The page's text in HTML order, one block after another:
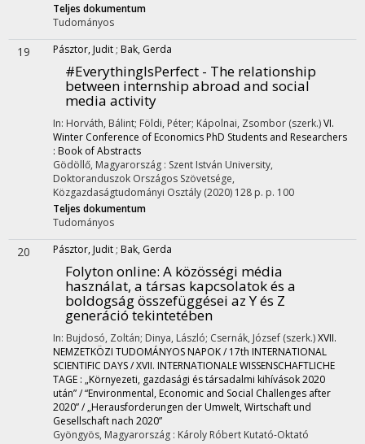
Teljes dokumentum
Tudományos
19 Pásztor, Judit ; Bak, Gerda
#EverythingIsPerfect - The relationship
between internship abroad and social
media activity
In: Horváth, Bálint; Földi, Péter; Kápolnai, Zsombor (szerk.)VI.
Winter Conference of Economics PhD Students and Researchers
: Book of Abstracts
Gödöllő, Magyarország : Szent István University,
Doktoranduszok Országos Szövetsége,
Közgazdaságtudományi Osztály (2020) 128 p. p. 100
Teljes dokumentum
Tudományos
20 Pásztor, Judit ; Bak, Gerda
Folyton online: A közösségi média
használat, a társas kapcsolatok és a
boldogság összefüggései az Y és Z
generáció tekintetében
In: Bujdosó, Zoltán; Dinya, László; Csernák, József (szerk.)XVII.
NEMZETKÖZI TUDOMÁNYOS NAPOK / 17th INTERNATIONAL
SCIENTIFIC DAYS / XVII. INTERNATIONALE WISSENSCHAFTLICHE
TAGE : „Környezeti, gazdasági és társadalmi kihívások 2020
után” / “Environmental, Economic and Social Challenges after
2020” / „Herausforderungen der Umwelt, Wirtschaft und
Gesellschaft nach 2020”
Gyöngyös, Magyarország : Károly Róbert Kutató-Oktató